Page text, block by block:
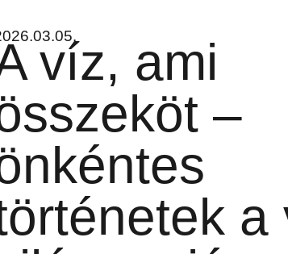
víz, ami
–
a